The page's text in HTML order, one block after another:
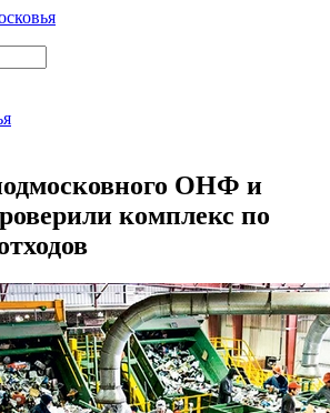
ОНФ и
комплекс по